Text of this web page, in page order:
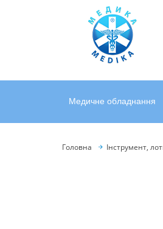
Медичне обладнання
Головна Інструмент,